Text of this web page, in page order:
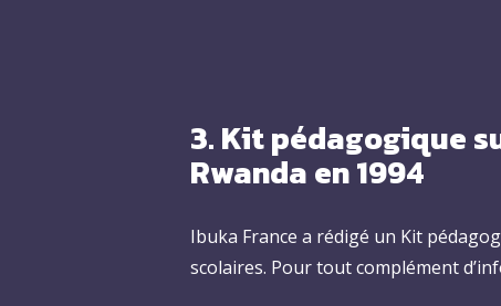
3. Kit pédagogique
Rwanda en 1994
Ibuka France a rédigé un Kit
scolaires. Pour tout complément